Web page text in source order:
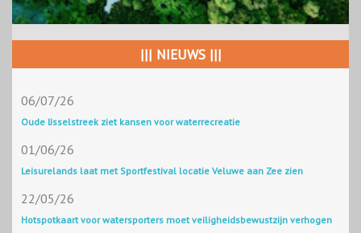
||| NIEUWS |||
06/07/26
Oude IJsselstreek ziet kansen voor waterrecreatie
01/06/26
Leisurelands laat met Sportfestival locatie Veluwe aan Zee zien
22/05/26
Hotspotkaart voor watersporters moet veiligheidsbewustzijn verhogen